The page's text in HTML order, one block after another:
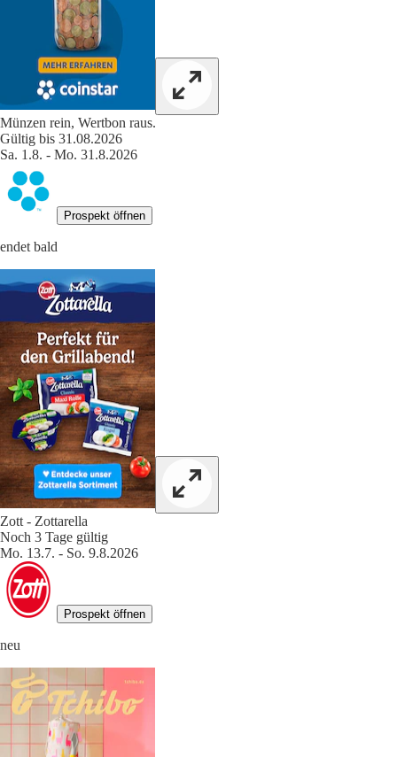
Münzen rein, Wertbon raus.
Gültig bis 31.08.2026
Sa. 1.8. - Mo. 31.8.2026
Prospekt öffnen
endet bald
Zott - Zottarella
Noch 3 Tage gültig
Mo. 13.7. - So. 9.8.2026
Prospekt öffnen
neu